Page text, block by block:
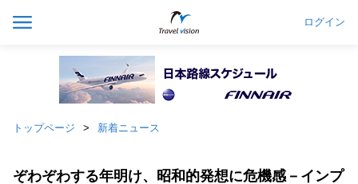
ログイン
トップページ 新着ニュース
ぞわぞわする年明け、昭和的発想に危機感－インプ